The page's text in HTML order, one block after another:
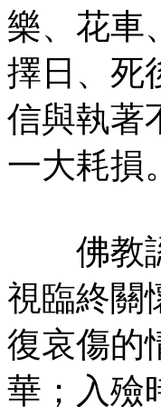
樂、花車
擇日、死
信與執著
一大耗損。
佛教認
視臨終關
復哀傷的
華；入殮